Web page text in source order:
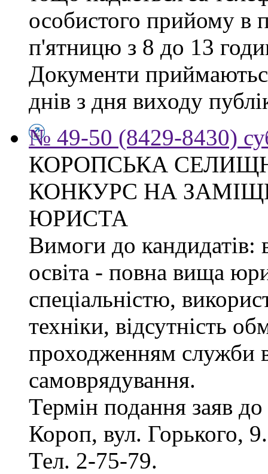
особистого прийому в
п'ятницю з 8 до 13
Документи
днів з дня виходу
№ 49-50 (8429-8430)
КОРОПСЬКА
КОНКУРС НА
ЮРИСТА
Вимоги до
освіта - повна вища
спеціальністю,
техніки, відсутність
проходженням служби
самоврядування.
Термін подання заяв
Короп, вул. Горького,
Тел. 2-75-79.